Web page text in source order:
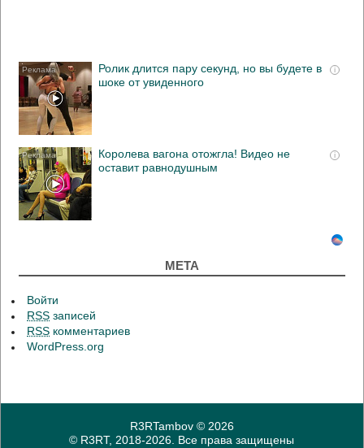
i
Ролик длится пару секунд, но вы будете в
шоке от увиденного
i
Королева вагона отожгла! Видео не
оставит равнодушным
МЕТА
Войти
RSS записей
RSS комментариев
WordPress.org
R3RTambov© 2026
© R3RT, 2018-2026. Все права защищены